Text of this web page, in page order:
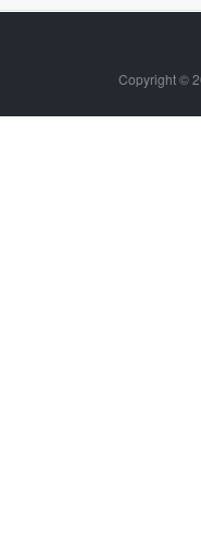
Copyright ©